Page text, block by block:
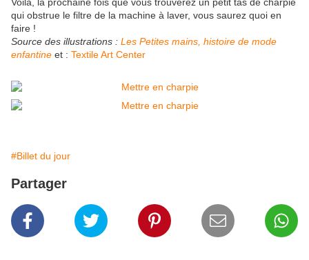
qui obstrue le filtre de la machine à laver, vous saurez quoi en
faire !
Source des illustrations : Les Petites mains, histoire de mode
enfantine et : Textile Art Center
#Billet du jour
Partager